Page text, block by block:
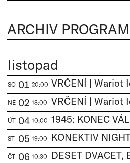
ARCHIV
listopad
SO 01 20:00 VRČENÍ | Wariot
NE 02 18:00 VRČENÍ | Wariot
ÚT 04 10:00 1945: KONEC
ST 05 19:00 KONEKTIV
ČT 06 10:30 DESET